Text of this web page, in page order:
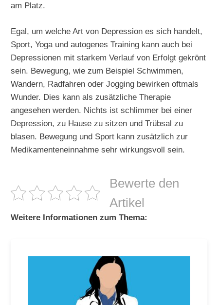
am Platz.
Egal, um welche Art von Depression es sich handelt,
Sport, Yoga und autogenes Training kann auch bei
Depressionen mit starkem Verlauf von Erfolgt gekrönt
sein. Bewegung, wie zum Beispiel Schwimmen,
Wandern, Radfahren oder Jogging bewirken oftmals
Wunder. Dies kann als zusätzliche Therapie
angesehen werden. Nichts ist schlimmer bei einer
Depression, zu Hause zu sitzen und Trübsal zu
blasen. Bewegung und Sport kann zusätzlich zur
Medikamenteneinnahme sehr wirkungsvoll sein.
Bewerte den
Artikel
Weitere Informationen zum Thema: